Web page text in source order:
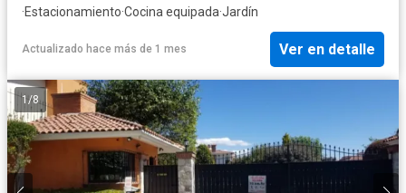
·Estacionamiento·Cocina equipada·Jardín
Actualizado hace más de 1 mes Ver en detalle
1 /8